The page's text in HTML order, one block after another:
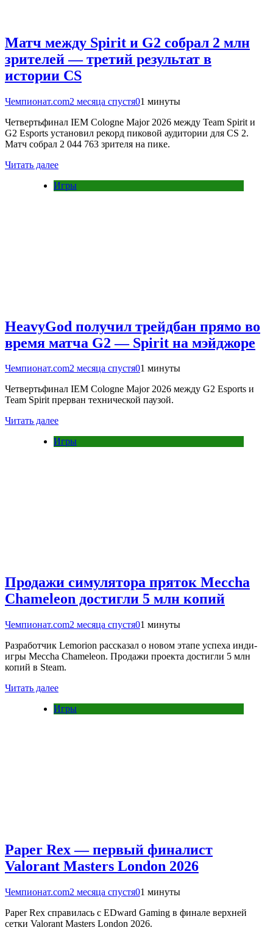
Матч между Spirit и G2 собрал 2 млн
зрителей — третий результат в
истории CS
Чемпионат.com2 месяца спустя01 минуты
Четвертьфинал IEM Cologne Major 2026 между Team Spirit и
G2 Esports установил рекорд пиковой аудитории для CS 2.
Матч собрал 2 044 763 зрителя на пике.
Читать далее
Игры
HeavyGod получил трейдбан прямо во
время матча G2 — Spirit на мэйджоре
Чемпионат.com2 месяца спустя01 минуты
Четвертьфинал IEM Cologne Major 2026 между G2 Esports и
Team Spirit прерван технической паузой.
Читать далее
Игры
Продажи симулятора пряток Meccha
Chameleon достигли 5 млн копий
Чемпионат.com2 месяца спустя01 минуты
Разработчик Lemorion рассказал о новом этапе успеха инди-
игры Meccha Chameleon. Продажи проекта достигли 5 млн
копий в Steam.
Читать далее
Игры
Paper Rex — первый финалист
Valorant Masters London 2026
Чемпионат.com2 месяца спустя01 минуты
Paper Rex справилась с EDward Gaming в финале верхней
сетки Valorant Masters London 2026.